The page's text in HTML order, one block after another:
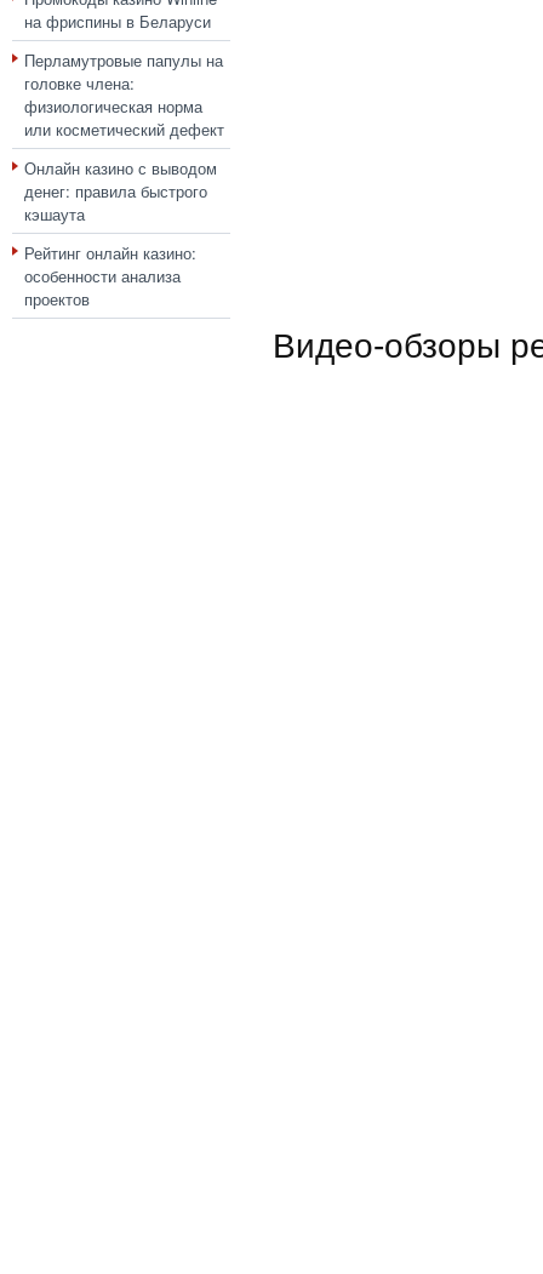
на фриспины в Беларуси
Перламутровые папулы на
головке члена:
физиологическая норма
или косметический дефект
Онлайн казино с выводом
денег: правила быстрого
кэшаута
Рейтинг онлайн казино:
особенности анализа
проектов
Видео-обзоры